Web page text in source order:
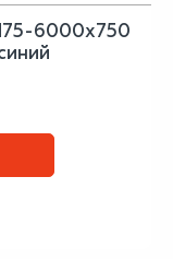
6000х750